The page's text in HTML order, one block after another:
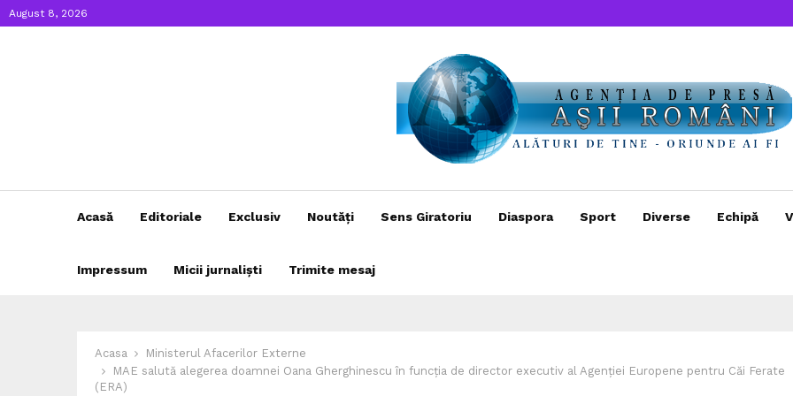
August 8, 2026
Acasă Editoriale Exclusiv Noutăți Sens Giratoriu Diaspora Sport Diverse Echipă
Impressum Micii jurnaliști Trimite mesaj
Acasa
Ministerul Afacerilor Externe
MAE salută alegerea doamnei Oana Gherghinescu în funcția de director executiv al Agenției Europene pentru Căi Ferate
(ERA)